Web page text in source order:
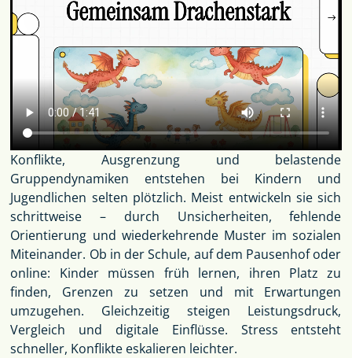
Konflikte, Ausgrenzung und belastende
Gruppendynamiken entstehen bei Kindern und
Jugendlichen selten plötzlich. Meist entwickeln sie sich
schrittweise – durch Unsicherheiten, fehlende
Orientierung und wiederkehrende Muster im sozialen
Miteinander. Ob in der Schule, auf dem Pausenhof oder
online: Kinder müssen früh lernen, ihren Platz zu
finden, Grenzen zu setzen und mit Erwartungen
umzugehen. Gleichzeitig steigen Leistungsdruck,
Vergleich und digitale Einflüsse. Stress entsteht
schneller, Konflikte eskalieren leichter.